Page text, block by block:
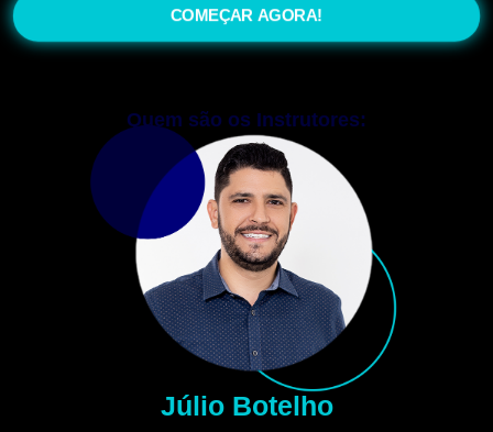
COMEÇAR AGORA!
Quem são os Instrutores:
Júlio Botelho